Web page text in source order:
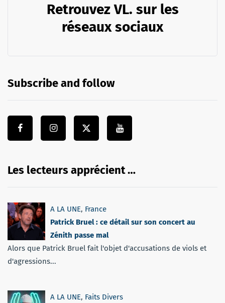
Retrouvez VL. sur les
réseaux sociaux
Subscribe and follow
Les lecteurs apprécient …
A LA UNE, France
Patrick Bruel : ce détail sur son concert au
Zénith passe mal
Alors que Patrick Bruel fait l'objet d'accusations de viols et
d'agressions...
A LA UNE, Faits Divers